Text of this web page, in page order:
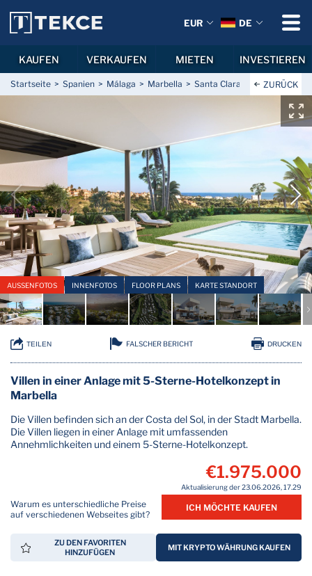
Startseite Spanien Málaga Marbella Santa Clara Villen in einer
ZURÜCK
AUSSENFOTOS INNENFOTOS FLOOR PLANS KARTE STANDORT
TEILEN FALSCHER BERICHT DRUCKEN
Villen in einer Anlage mit 5-Sterne-Hotelkonzept in
Marbella
Die Villen befinden sich an der Costa del Sol, in der Stadt Marbella.
Die Villen liegen in einer Anlage mit umfassenden
Annehmlichkeiten und einem 5-Sterne-Hotelkonzept.
Warum es unterschiedliche Preise
auf verschiedenen Webseites gibt?
€1.975.000
Aktualisierung der 23.06.2026, 17.29
ICH MÖCHTE KAUFEN
ZU DEN FAVORITEN
HINZUFÜGEN
MIT KRYPTO WÄHRUNG KAUFEN
EUR DE
KAUFEN VERKAUFEN MIETEN INVESTIEREN